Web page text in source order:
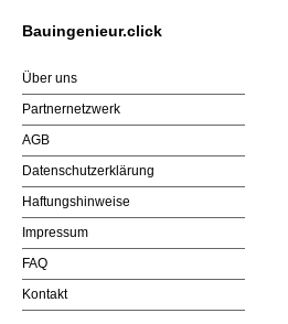
Bauingenieur.click
Über uns
Partnernetzwerk
AGB
Datenschutzerklärung
Haftungshinweise
Impressum
FAQ
Kontakt